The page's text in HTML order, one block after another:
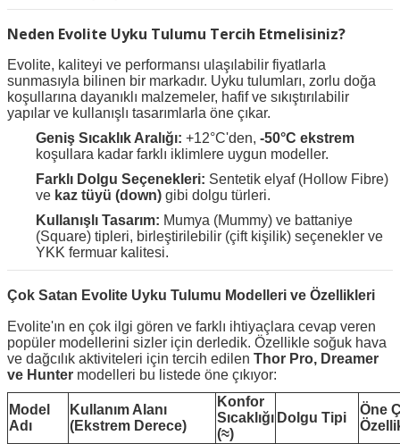
Neden Evolite Uyku Tulumu Tercih Etmelisiniz?
Evolite, kaliteyi ve performansı ulaşılabilir fiyatlarla
sunmasıyla bilinen bir markadır. Uyku tulumları, zorlu doğa
koşullarına dayanıklı malzemeler, hafif ve sıkıştırılabilir
yapılar ve kullanışlı tasarımlarla öne çıkar.
Geniş Sıcaklık Aralığı: +12°C'den, -50°C ekstrem
koşullara kadar farklı iklimlere uygun modeller.
Farklı Dolgu Seçenekleri: Sentetik elyaf (Hollow Fibre)
ve kaz tüyü (down) gibi dolgu türleri.
Kullanışlı Tasarım: Mumya (Mummy) ve battaniye
(Square) tipleri, birleştirilebilir (çift kişilik) seçenekler ve
YKK fermuar kalitesi.
Çok Satan Evolite Uyku Tulumu Modelleri ve Özellikleri
Evolite'ın en çok ilgi gören ve farklı ihtiyaçlara cevap veren
popüler modellerini sizler için derledik. Özellikle soğuk hava
ve dağcılık aktiviteleri için tercih edilen Thor Pro, Dreamer
ve Hunter modelleri bu listede öne çıkıyor:
Model
Adı
Kullanım Alanı
(Ekstrem Derece)
Konfor
Sıcaklığı
(≈)
Dolgu Tipi
Öne